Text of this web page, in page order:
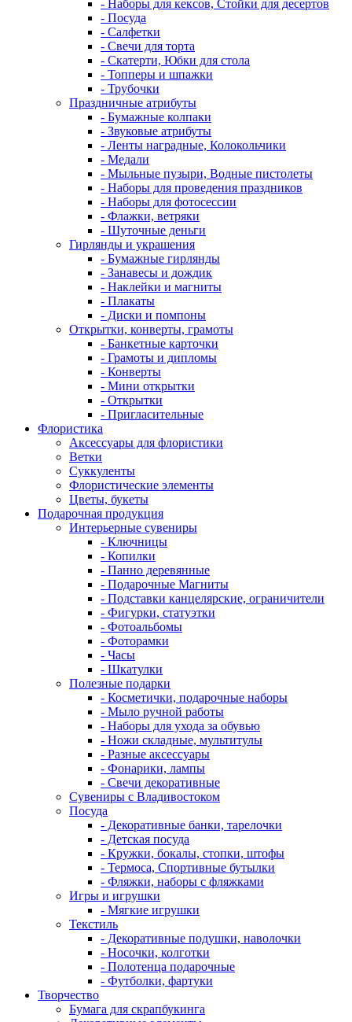
- Наборы для кексов, Стойки для десертов
- Посуда
- Салфетки
- Свечи для торта
- Скатерти, Юбки для стола
- Топперы и шпажки
- Трубочки
Праздничные атрибуты
- Бумажные колпаки
- Звуковые атрибуты
- Ленты наградные, Колокольчики
- Медали
- Мыльные пузыри, Водные пистолеты
- Наборы для проведения праздников
- Наборы для фотосессии
- Флажки, ветряки
- Шуточные деньги
Гирлянды и украшения
- Бумажные гирлянды
- Занавесы и дождик
- Наклейки и магниты
- Плакаты
- Диски и помпоны
Открытки, конверты, грамоты
- Банкетные карточки
- Грамоты и дипломы
- Конверты
- Мини открытки
- Открытки
- Пригласительные
Флористика
Аксессуары для флористики
Ветки
Суккуленты
Флористические элементы
Цветы, букеты
Подарочная продукция
Интерьерные сувениры
- Ключницы
- Копилки
- Панно деревянные
- Подарочные Магниты
- Подставки канцелярские, ограничители
- Фигурки, статуэтки
- Фотоальбомы
- Фоторамки
- Часы
- Шкатулки
Полезные подарки
- Косметички, подарочные наборы
- Мыло ручной работы
- Наборы для ухода за обувью
- Ножи складные, мультитулы
- Разные аксессуары
- Фонарики, лампы
- Свечи декоративные
Сувениры с Владивостоком
Посуда
- Декоративные банки, тарелочки
- Детская посуда
- Кружки, бокалы, стопки, штофы
- Термоса, Спортивные бутылки
- Фляжки, наборы с фляжками
Игры и игрушки
- Мягкие игрушки
Текстиль
- Декоративные подушки, наволочки
- Носочки, колготки
- Полотенца подарочные
- Футболки, фартуки
Творчество
Бумага для скрапбукинга